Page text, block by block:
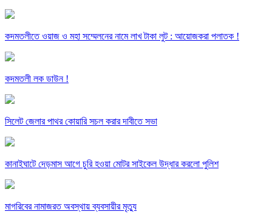
কদমতলীতে ওয়াজ ও মহা সম্মেলনের নামে লাখ টাকা লুট : আয়োজকরা পলাতক !
কদমতলী লক ডাউন !
সিলেট জেলার পাথর কোয়ারি সচল করার দাবীতে সভা
কানাইঘাটে দেড়মাস আগে চুরি হওয়া মোটর সাইকেল উদ্ধার করলো পুলিশ
মাগরিবের নামাজরত অবস্থায় ব্যবসায়ীর মৃত্যু